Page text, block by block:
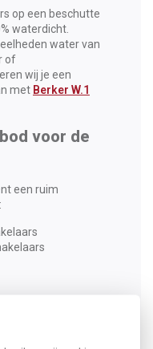
op een beschutte
waterdicht.
water van
of
wij je een
met Berker W.1
voor de
een ruim
randaarde en